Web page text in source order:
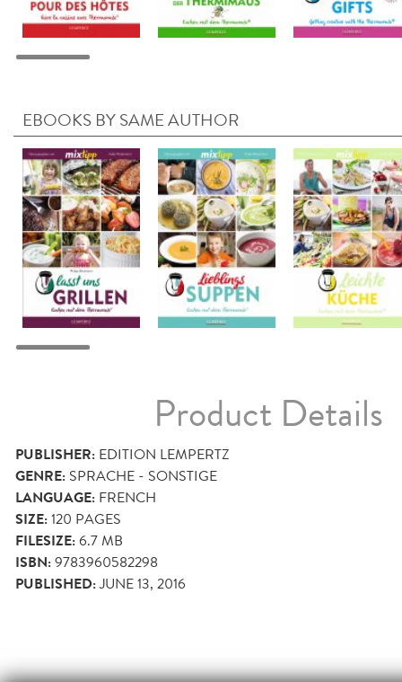
EBOOKS BY SAME AUTHOR
Product Details
PUBLISHER: EDITION LEMPERTZ
GENRE: SPRACHE - SONSTIGE
LANGUAGE: FRENCH
SIZE:120 PAGES
FILESIZE:6.7 MB
ISBN:9783960582298
PUBLISHED:JUNE 13, 2016